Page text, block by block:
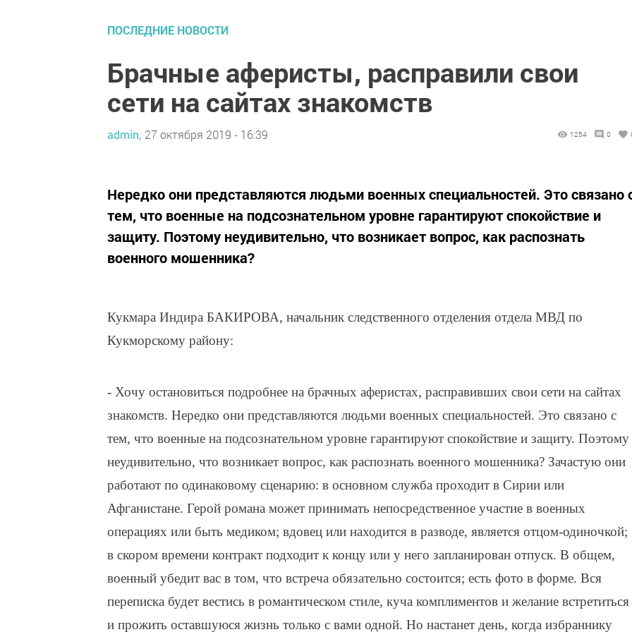
ПОСЛЕДНИЕ НОВОСТИ
Брачные аферисты, расправили свои
сети на сайтах знакомств
admin, 27 октября 2019 - 16:39 1254 0
Нередко они представляются людьми военных специальностей. Это связано
тем, что военные на подсознательном уровне гарантируют спокойствие и
защиту. Поэтому неудивительно, что возникает вопрос, как распознать
военного мошенника?
Кукмара Индира БАКИРОВА, начальник следственного отделения отдела МВД по
Кукморскому району:
- Хочу остановиться подробнее на брачных аферистах, расправивших свои сети на сайтах
знакомств. Нередко они представляются людьми военных специальностей. Это связано с
тем, что военные на подсознательном уровне гарантируют спокойствие и защиту. Поэтому
неудивительно, что возникает вопрос, как распознать военного мошенника? Зачастую они
работают по одинаковому сценарию: в основном служба проходит в Сирии или
Афганистане. Герой романа может принимать непосредственное участие в военных
операциях или быть медиком; вдовец или находится в разводе, является отцом-одиночкой;
в скором времени контракт подходит к концу или у него запланирован отпуск. В общем,
военный убедит вас в том, что встреча обязательно состоится; есть фото в форме. Вся
переписка будет вестись в романтическом стиле, куча комплиментов и желание встретиться
и прожить оставшуюся жизнь только с вами одной. Но настанет день, когда избраннику